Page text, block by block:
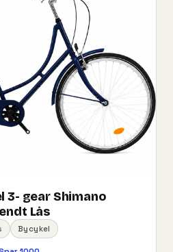
3- gear Shimano
Lås
Bycykel